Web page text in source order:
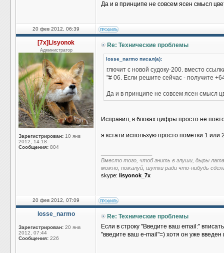
Да и в принципе не совсем ясен смысл
20 фев 2012, 06:39
[7x]Lisyonok
Администратор
Зарегистрирован: 10 янв
2012, 14:18
Сообщения: 804
Re: Технические проблемы
losse_narmo писал(а):
глючит с новой судоку-200. вместо
"# 06. Если решите сейчас - получите
Да и в принципе не совсем ясен смысл
Исправил, в блоках цифры просто не
я кстати использую просто пометки 1 или
Вместо того, чтоб гнить в глуши, дыры
можно, пожалуй, шутки ради что-нибудь
skype: lisyonok_7x
20 фев 2012, 07:09
losse_narmo
Зарегистрирован: 20 янв
2012, 07:44
Сообщения: 226
Re: Технические проблемы
Если в строку "Введите ваш email:"
"введите ваш e-mail"=) хотя он уже введен